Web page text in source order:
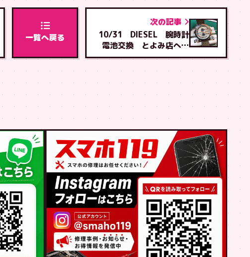
一覧へ戻る
次の記事
10/31 DIESEL 腕時計
電池交換 とよみ店へご
来店